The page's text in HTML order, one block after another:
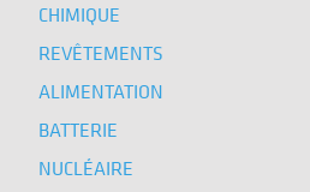
CHIMIQUE
REVÊTEMENTS
ALIMENTATION
BATTERIE
NUCLÉAIRE